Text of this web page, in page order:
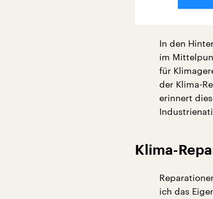
In den
im
für
der Klima-
erinnert
Klima-
ich das